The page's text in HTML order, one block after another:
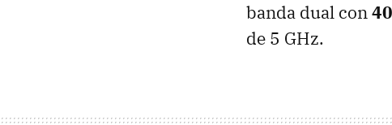
banda dual con
de 5 GHz.